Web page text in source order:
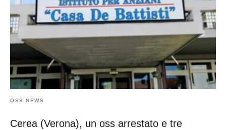
OSS NEWS
Cerea (Verona), un oss arrestato e tre